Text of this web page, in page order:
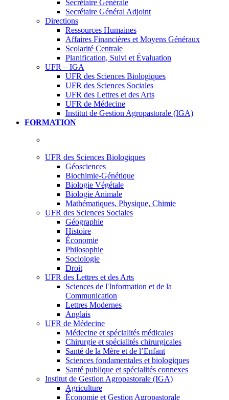
Secrétaire Générale
Secrétaire Général Adjoint
Directions
Ressources Humaines
Affaires Financières et Moyens Généraux
Scolarité Centrale
Planification, Suivi et Évaluation
UFR – IGA
UFR des Sciences Biologiques
UFR des Sciences Sociales
UFR des Lettres et des Arts
UFR de Médecine
Institut de Gestion Agropastorale (IGA)
FORMATION
UFR des Sciences Biologiques
Géosciences
Biochimie-Génétique
Biologie Végétale
Biologie Animale
Mathématiques, Physique, Chimie
UFR des Sciences Sociales
Géographie
Histoire
Économie
Philosophie
Sociologie
Droit
UFR des Lettres et des Arts
Sciences de l'Information et de la
Communication
Lettres Modernes
Anglais
UFR de Médecine
Médecine et spécialités médicales
Chirurgie et spécialités chirurgicales
Santé de la Mère et de l’Enfant
Sciences fondamentales et biologiques
Santé publique et spécialités connexes
Institut de Gestion Agropastorale (IGA)
Agriculture
Économie et Gestion Agropastorale